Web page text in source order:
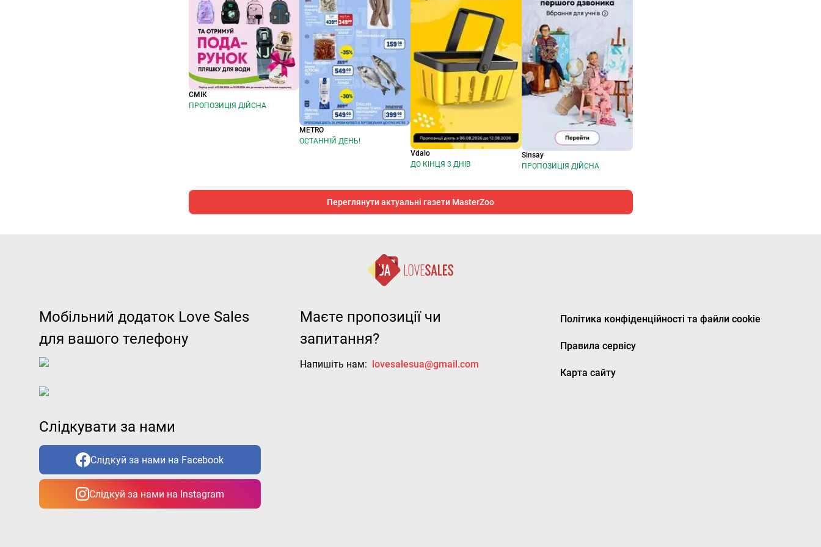
СМІК
ПРОПОЗИЦІЯ ДІЙСНА
METRO
ОСТАННІЙ ДЕНЬ!
Vdalo
ДО КІНЦЯ 3 ДНІВ
Sinsay
ПРОПОЗИЦІЯ ДІЙСНА
Переглянути актуальні газети MasterZoo
Мобільний додаток Love Sales
для вашого телефону
Слідкувати за нами
Слідкуй за нами на Facebook
Слідкуй за нами на Instagram
Маєте пропозиції чи
запитання?
Напишіть нам: lovesalesua@gmail.com
Політика конфіденційності та файли cookie
Правила сервісу
Карта сайту